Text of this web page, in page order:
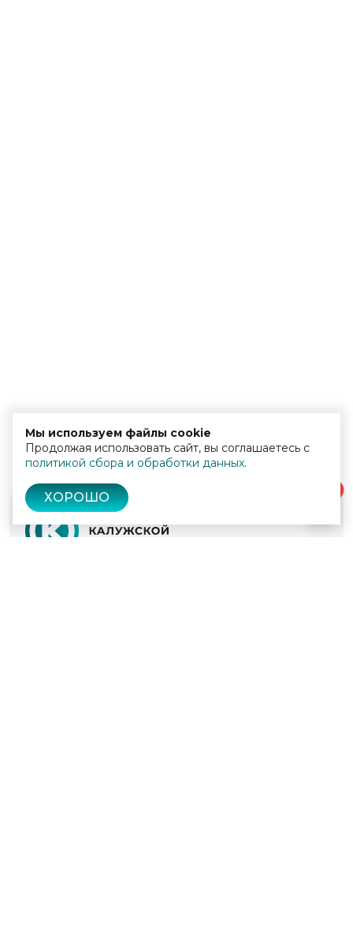
Мы используем файлы cookie
Продолжая использовать сайт, вы соглашаетесь с
политикой сбора и обработки данных.
ХОРОШО